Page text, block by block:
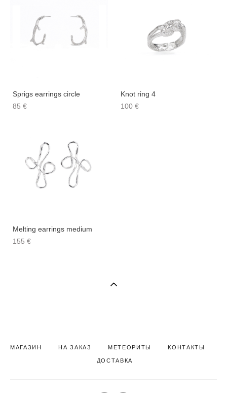
Sprigs earrings circle
85 €
Knot ring 4
100 €
Melting earrings medium
155 €
МАГАЗИН НА ЗАКАЗ МЕТЕОРИТЫ КОНТАКТЫ
ДОСТАВКА